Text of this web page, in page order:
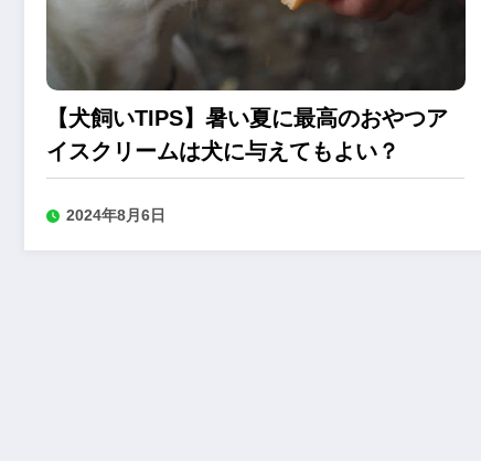
【犬飼いTIPS】暑い夏に最高のおやつア
イスクリームは犬に与えてもよい？
2024年8月6日